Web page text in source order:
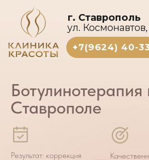
г. Ставрополь
ул. Космонавтов, д.2
+7(9624) 40-33-55
Качественные, эффективные,
препараты от производителей
— лидеров индустрии.
Результат: коррекция
мимических морщин
(межбровная складка,
носогубный треугольник,
лечение гипергидроза